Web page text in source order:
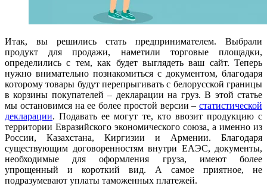
Итак, вы решились стать предпринимателем. Выбрали
продукт для продажи, наметили торговые площадки,
определились с тем, как будет выглядеть ваш сайт. Теперь
нужно внимательно познакомиться с документом, благодаря
которому товары будут перепрыгивать с белорусской границы
в корзины покупателей – декларации на груз. В этой статье
мы остановимся на ее более простой версии – статистической
декларации. Подавать ее могут те, кто ввозит продукцию с
территории Евразийского экономического союза, а именно из
России, Казахстана, Киргизии и Армении. Благодаря
существующим договоренностям внутри ЕАЭС, документы,
необходимые для оформления груза, имеют более
упрощенный и короткий вид. А самое приятное, не
подразумевают уплаты таможенных платежей.